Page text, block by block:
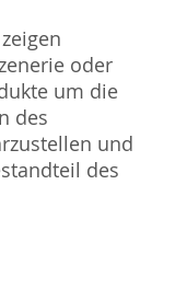
oder
um die
des
und
des